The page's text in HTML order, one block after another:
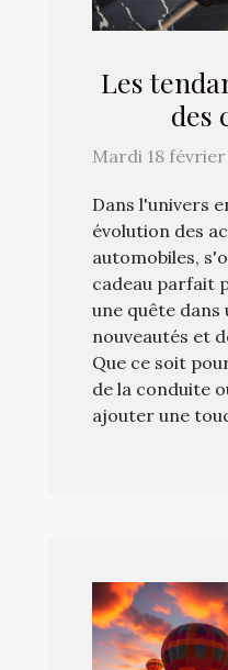
Les
des
Mardi 18 février
Dans l'univers
évolution des
automobiles,
cadeau parfait
une quête dans
nouveautés et
Que ce soit
de la conduite
ajouter une